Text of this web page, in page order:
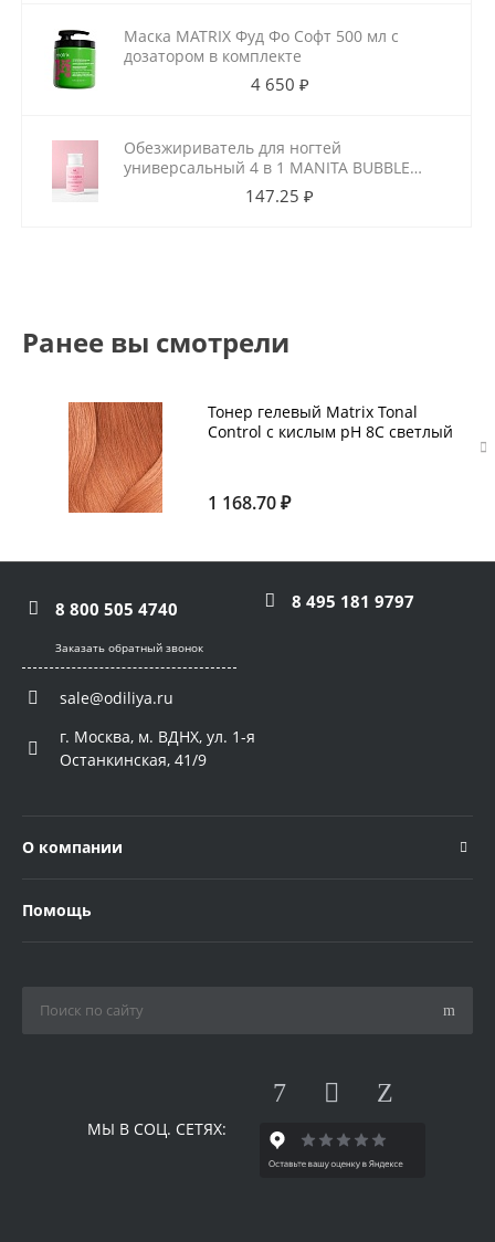
Маска MATRIX Фуд Фо Софт 500 мл с
дозатором в комплекте
4 650 ₽
Обезжириватель для ногтей
универсальный 4 в 1 MANITA BUBBLE
147.25 ₽
Ранее вы смотрели
Тонер гелевый Matrix Tonal
Control с кислым pH 8С светлый
1 168.70 ₽
8 800 505 4740 8 495 181 9797
Заказать обратный звонок
sale@odiliya.ru
г. Москва, м. ВДНХ, ул. 1-я
Останкинская, 41/9
О компании
Помощь
МЫ В СОЦ. СЕТЯХ: